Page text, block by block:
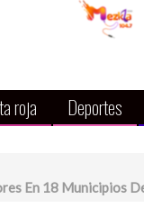
roja Deportes
En 18 Municipios